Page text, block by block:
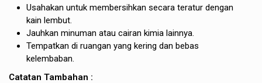
Usahakan untuk membersihkan secara teratur dengan
kain lembut.
Jauhkan minuman atau cairan kimia lainnya.
Tempatkan di ruangan yang kering dan bebas
kelembaban.
Catatan Tambahan :